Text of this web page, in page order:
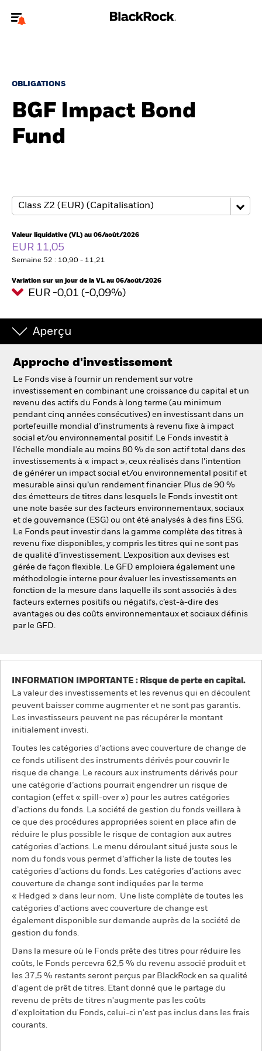
Nous connaître
Produits
Education
Particuliers
France
iShares
Aladdin
Notre société
OBLIGATIONS
BGF Impact Bond
Fund
Valeur liquidative (VL) au 06/août/2026
EUR 11,05
Semaine 52 : 10,90 - 11,21
Variation sur un jour de la VL au 06/août/2026
EUR -0,01 (-0,09%)
Aperçu
Approche d'investissement
Le Fonds vise à fournir un rendement sur votre
investissement en combinant une croissance du capital et un
revenu des actifs du Fonds à long terme (au minimum
pendant cinq années consécutives) en investissant dans un
portefeuille mondial d’instruments à revenu fixe à impact
social et/ou environnemental positif. Le Fonds investit à
l’échelle mondiale au moins 80 % de son actif total dans des
investissements à « impact », ceux réalisés dans l’intention
de générer un impact social et/ou environnemental positif et
mesurable ainsi qu’un rendement financier. Plus de 90 %
des émetteurs de titres dans lesquels le Fonds investit ont
une note basée sur des facteurs environnementaux, sociaux
et de gouvernance (ESG) ou ont été analysés à des fins ESG.
Le Fonds peut investir dans la gamme complète des titres à
revenu fixe disponibles, y compris les titres qui ne sont pas
de qualité d’investissement. L’exposition aux devises est
gérée de façon flexible. Le GFD emploiera également une
méthodologie interne pour évaluer les investissements en
fonction de la mesure dans laquelle ils sont associés à des
facteurs externes positifs ou négatifs, c’est-à-dire des
avantages ou des coûts environnementaux et sociaux définis
par le GFD.
INFORMATION IMPORTANTE : Risque de perte en capital.
La valeur des investissements et les revenus qui en découlent
peuvent baisser comme augmenter et ne sont pas garantis.
Les investisseurs peuvent ne pas récupérer le montant
initialement investi.
Toutes les catégories d’actions avec couverture de change de
ce fonds utilisent des instruments dérivés pour couvrir le
risque de change. Le recours aux instruments dérivés pour
une catégorie d’actions pourrait engendrer un risque de
contagion (effet « spill-over ») pour les autres catégories
d’actions du fonds. La société de gestion du fonds veillera à
ce que des procédures appropriées soient en place afin de
réduire le plus possible le risque de contagion aux autres
catégories d’actions. Le menu déroulant situé juste sous le
nom du fonds vous permet d’afficher la liste de toutes les
catégories d’actions du fonds. Les catégories d’actions avec
couverture de change sont indiquées par le terme
« Hedged » dans leur nom. Une liste complète de toutes les
catégories d'actions avec couverture de change est
également disponible sur demande auprès de la société de
gestion du fonds.
Dans la mesure où le Fonds prête des titres pour réduire les
coûts, le Fonds percevra 62,5 % du revenu associé produit et
les 37,5 % restants seront perçus par BlackRock en sa qualité
d'agent de prêt de titres. Etant donné que le partage du
revenu de prêts de titres n'augmente pas les coûts
d'exploitation du Fonds, celui-ci n'est pas inclus dans les frais
courants.